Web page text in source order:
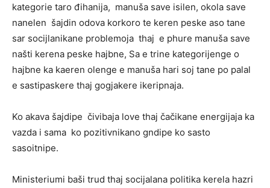
kategorie taro đihanija, manuša save isilen, okola save
nanelen šajdin odova korkoro te keren peske aso tane
sar socijlanikane problemoja thaj e phure manuša save
našti kerena peske hajbne, Sa e trine kategorijenge o
hajbne ka kaeren olenge e manuša hari soj tane po palal
e sastipaskere thaj gogjakere ikeripnaja.
Ko akava šajdipe čivibaja love thaj čačikane energijaja ka
vazda i sama ko pozitivnikano gndipe ko sasto
sasoitnipe.
Ministeriumi baši trud thaj socijalana politika kerela hazri